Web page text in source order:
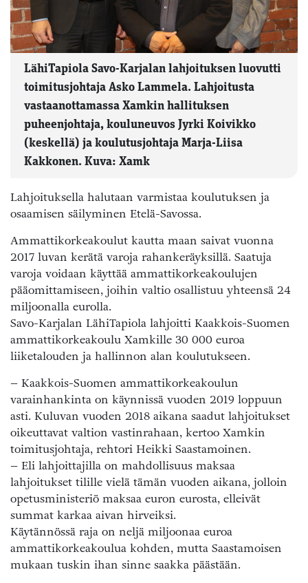
LähiTapiola Savo-Karjalan lahjoituksen luovutti
toimitusjohtaja Asko Lammela. Lahjoitusta
vastaanottamassa Xamkin hallituksen
puheenjohtaja, kouluneuvos Jyrki Koivikko
(keskellä) ja koulutusjohtaja Marja-Liisa
Kakkonen. Kuva: Xamk
Lahjoituksella halutaan varmistaa koulutuksen ja
osaamisen säilyminen Etelä-Savossa.
Ammattikorkeakoulut kautta maan saivat vuonna
2017 luvan kerätä varoja rahankeräyksillä. Saatuja
varoja voidaan käyttää ammattikorkeakoulujen
pääomittamiseen, joihin valtio osallistuu yhteensä 24
miljoonalla eurolla.
Savo-Karjalan LähiTapiola lahjoitti Kaakkois-Suomen
ammattikorkeakoulu Xamkille 30 000 euroa
liiketalouden ja hallinnon alan koulutukseen.
– Kaakkois-Suomen ammattikorkeakoulun
varainhankinta on käynnissä vuoden 2019 loppuun
asti. Kuluvan vuoden 2018 aikana saadut lahjoitukset
oikeuttavat valtion vastinrahaan, kertoo Xamkin
toimitusjohtaja, rehtori Heikki Saastamoinen.
– Eli lahjoittajilla on mahdollisuus maksaa
lahjoitukset tilille vielä tämän vuoden aikana, jolloin
opetusministeriö maksaa euron eurosta, elleivät
summat karkaa aivan hirveiksi.
Käytännössä raja on neljä miljoonaa euroa
ammattikorkeakoulua kohden, mutta Saastamoisen
mukaan tuskin ihan sinne saakka päästään.